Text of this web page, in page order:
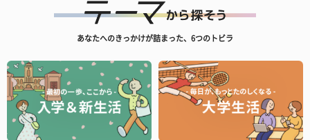
あなたへのきっかけが詰まった、6つのトビラ